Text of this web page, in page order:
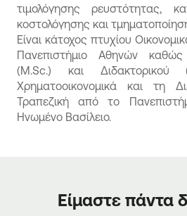
τιμολόγησης ρευστότητας,
κοστολόγησης και
Είναι κάτοχος πτυχίου
Πανεπιστήμιο Αθηνών καθώς
(M.Sc.) και Διδακτορικού
Χρηματοοικονομικά και τη
Τραπεζική από το
Ηνωμένο Βασίλειο.
Είμαστε πάντα